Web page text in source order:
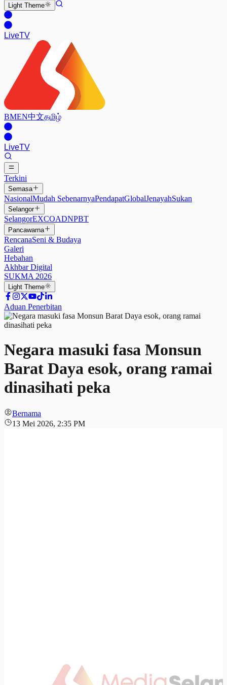
Light Theme
LiveTV
BMEN中文தமிழ்
LiveTV
Terkini
Semasa
NasionalMudah SebenarnyaPendapatGlobalJenayahSukan
Selangor
SelangorEXCOADNPBT
Pancawarna
RencanaSeni & Budaya
Galeri
Hebahan
Akhbar Digital
SUKMA 2026
Light Theme
Aduan Penerbitan
Negara masuki fasa Monsun
Barat Daya esok, orang ramai
dinasihati peka
Bernama
13 Mei 2026, 2:35 PM